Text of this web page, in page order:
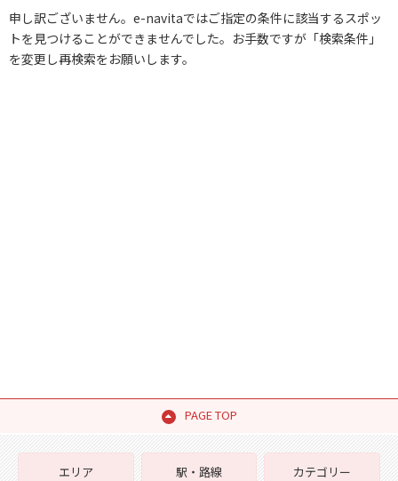
申し訳ございません。e-navitaではご指定の条件に該当するスポッ
トを見つけることができませんでした。お手数ですが「検索条件」
を変更し再検索をお願いします。
PAGE TOP
エリア
駅・路線
カテゴリー